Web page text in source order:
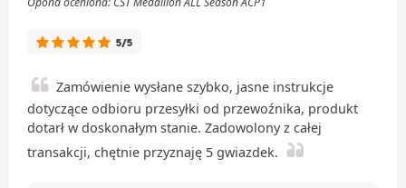
5/5
Zamówienie wysłane szybko, jasne instrukcje
dotyczące odbioru przesyłki od przewoźnika, produkt
dotarł w doskonałym stanie. Zadowolony z całej
transakcji, chętnie przyznaję 5 gwiazdek.